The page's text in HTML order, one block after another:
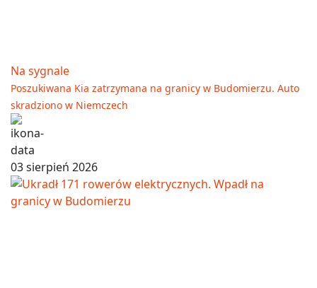
Na sygnale
Poszukiwana Kia zatrzymana na granicy w Budomierzu. Auto
skradziono w Niemczech
03 sierpień 2026